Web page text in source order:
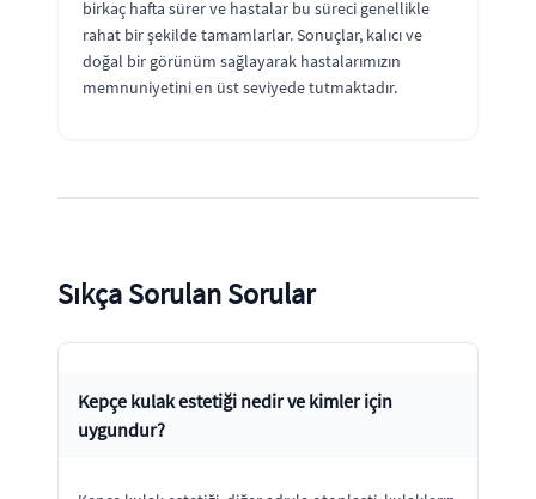
birkaç hafta sürer ve hastalar bu süreci genellikle
rahat bir şekilde tamamlarlar. Sonuçlar, kalıcı ve
doğal bir görünüm sağlayarak hastalarımızın
memnuniyetini en üst seviyede tutmaktadır.
Sıkça Sorulan Sorular
Kepçe kulak estetiği nedir ve kimler için
uygundur?